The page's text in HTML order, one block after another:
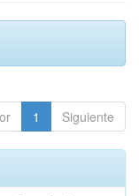
1 Siguiente